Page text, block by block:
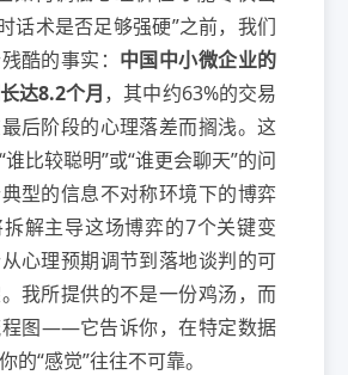
话术是否足够强硬”之前，我们
酷的事实： 中国中小微企业的
达8.2个月，其中约63%的交易
后阶段的心理落差而搁浅。这
比较聪明”或“谁更会聊天”的问
型的信息不对称环境下的博弈
解主导这场博弈的7个关键变
心理预期调节到落地谈判的可
我所提供的不是一份鸡汤，而
程图——它告诉你，在特定数据
的“感觉”往往不可靠。